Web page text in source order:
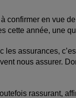
confirmer en vue
cette année, une
assurances,
nous assurer.
rassurant,